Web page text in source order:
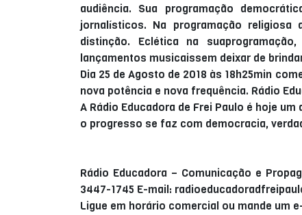
audiência. Sua programação
jornalísticos. Na programação
distinção. Eclética na
lançamentos musicaissem deixar de
Dia 25 de Agosto de 2018 às 18h25min
nova potência e nova frequência. Rádio
A Rádio Educadora de Frei Paulo é hoje
o progresso se faz com democracia,
Rádio Educadora – Comunicação e
3447-1745 E-mail:
Ligue em horário comercial ou mande um